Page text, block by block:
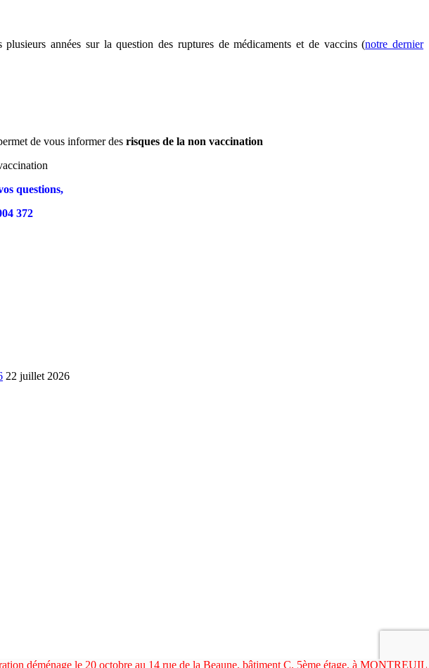
années sur la question des ruptures de médicaments et de vaccins (notre dernier
de vous informer des risques de la non vaccination
questions,
372
22 juillet 2026
déménage le 20 octobre au 14 rue de la Beaune, bâtiment C, 5ème étage, à MONTREUIL